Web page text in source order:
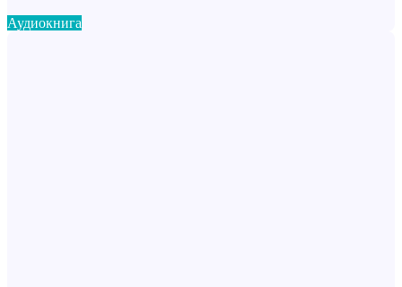
Аудиокнига